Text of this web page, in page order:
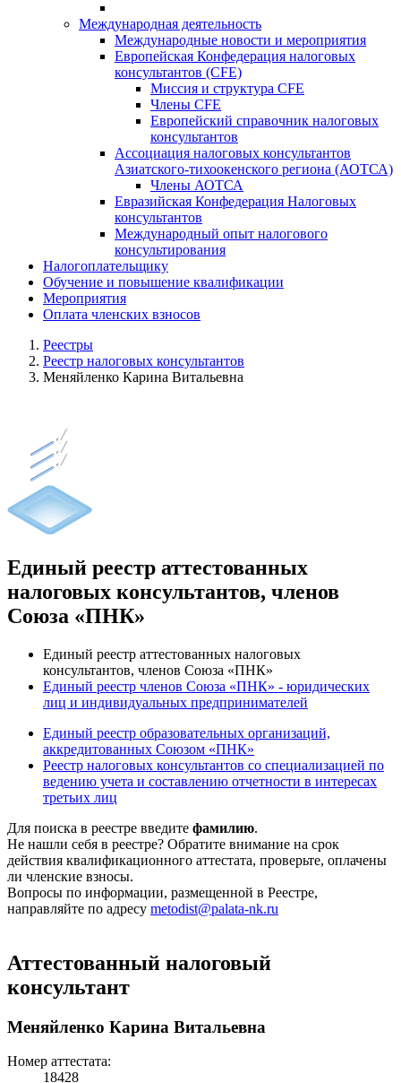
Международная деятельность
Международные новости и мероприятия
Европейская Конфедерация налоговых
консультантов (CFE)
Миссия и структура CFE
Члены CFE
Европейский справочник налоговых
консультантов
Ассоциация налоговых консультантов
Азиатского-тихоокенского региона (АОТСА)
Члены АОТСА
Евразийская Конфедерация Налоговых
консультантов
Международный опыт налогового
консультирования
Налогоплательщику
Обучение и повышение квалификации
Мероприятия
Оплата членских взносов
Реестры
Реестр налоговых консультантов
Меняйленко Карина Витальевна
Единый реестр аттестованных
налоговых консультантов, членов
Союза «ПНК»
Единый реестр аттестованных налоговых
консультантов, членов Союза «ПНК»
Единый реестр членов Союза «ПНК» - юридических
лиц и индивидуальных предпринимателей
Единый реестр образовательных организаций,
аккредитованных Союзом «ПНК»
Реестр налоговых консультантов со специализацией по
ведению учета и составлению отчетности в интересах
третьих лиц
Для поиска в реестре введите фамилию.
Не нашли себя в реестре? Обратите внимание на срок
действия квалификационного аттестата, проверьте, оплачены
ли членские взносы.
Вопросы по информации, размещенной в Реестре,
направляйте по адресу metodist@palata-nk.ru
Аттестованный налоговый
консультант
Меняйленко Карина Витальевна
Номер аттестата:
18428